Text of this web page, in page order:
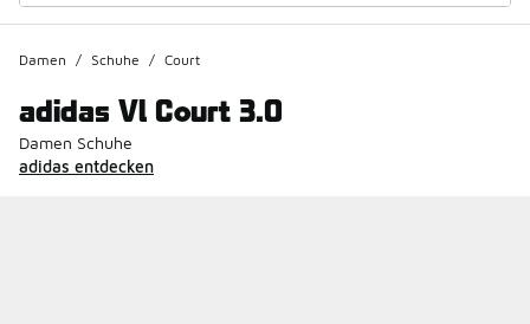
Damen / Schuhe / Court
adidas Vl Court 3.0
Damen Schuhe
adidas entdecken